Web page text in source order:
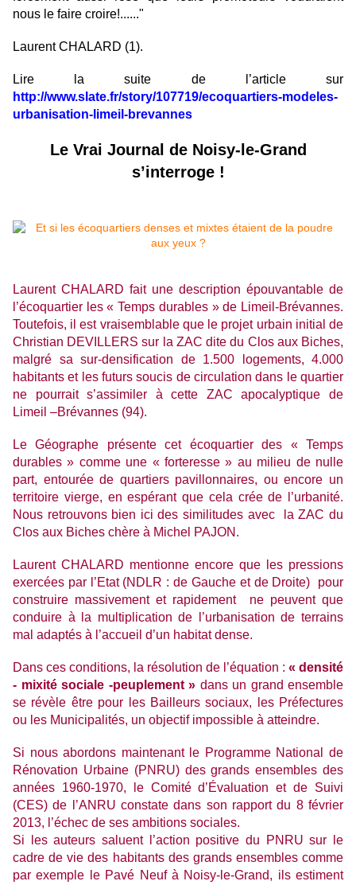
nous le faire croire!......"
Laurent CHALARD (1).
Lire la suite de l’article sur
http://www.slate.fr/story/107719/ecoquartiers-modeles-
urbanisation-limeil-brevannes
Le Vrai Journal de Noisy-le-Grand
s’interroge !
Laurent CHALARD fait une description épouvantable de
l’écoquartier les « Temps durables » de Limeil-Brévannes.
Toutefois, il est vraisemblable que le projet urbain initial de
Christian DEVILLERS sur la ZAC dite du Clos aux Biches,
malgré sa sur-densification de 1.500 logements, 4.000
habitants et les futurs soucis de circulation dans le quartier
ne pourrait s’assimiler à cette ZAC apocalyptique de
Limeil –Brévannes (94).
Le Géographe présente cet écoquartier des « Temps
durables » comme une « forteresse » au milieu de nulle
part, entourée de quartiers pavillonnaires, ou encore un
territoire vierge, en espérant que cela crée de l’urbanité.
Nous retrouvons bien ici des similitudes avec la ZAC du
Clos aux Biches chère à Michel PAJON.
Laurent CHALARD mentionne encore que les pressions
exercées par l’Etat (NDLR : de Gauche et de Droite) pour
construire massivement et rapidement ne peuvent que
conduire à la multiplication de l’urbanisation de terrains
mal adaptés à l’accueil d’un habitat dense.
Dans ces conditions, la résolution de l’équation : « densité
- mixité sociale -peuplement » dans un grand ensemble
se révèle être pour les Bailleurs sociaux, les Préfectures
ou les Municipalités, un objectif impossible à atteindre.
Si nous abordons maintenant le Programme National de
Rénovation Urbaine (PNRU) des grands ensembles des
années 1960-1970, le Comité d’Évaluation et de Suivi
(CES) de l’ANRU constate dans son rapport du 8 février
2013, l’échec de ses ambitions sociales.
Si les auteurs saluent l’action positive du PNRU sur le
cadre de vie des habitants des grands ensembles comme
par exemple le Pavé Neuf à Noisy-le-Grand, ils estiment